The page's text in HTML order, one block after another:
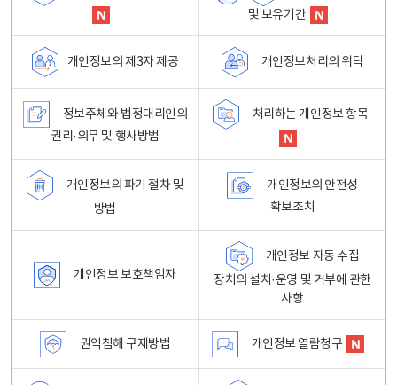
및 보유기간
개인정보의 제3자 제공 개인정보처리의 위탁
정보주체와 법정대리인의
권리·의무 및 행사방법
처리하는 개인정보 항목
개인정보의 파기 절차 및
방법
개인정보의 안전성
확보조치
개인정보 보호책임자
개인정보 자동 수집
장치의 설치·운영 및 거부에 관한
사항
권익침해 구제방법 개인정보 열람청구